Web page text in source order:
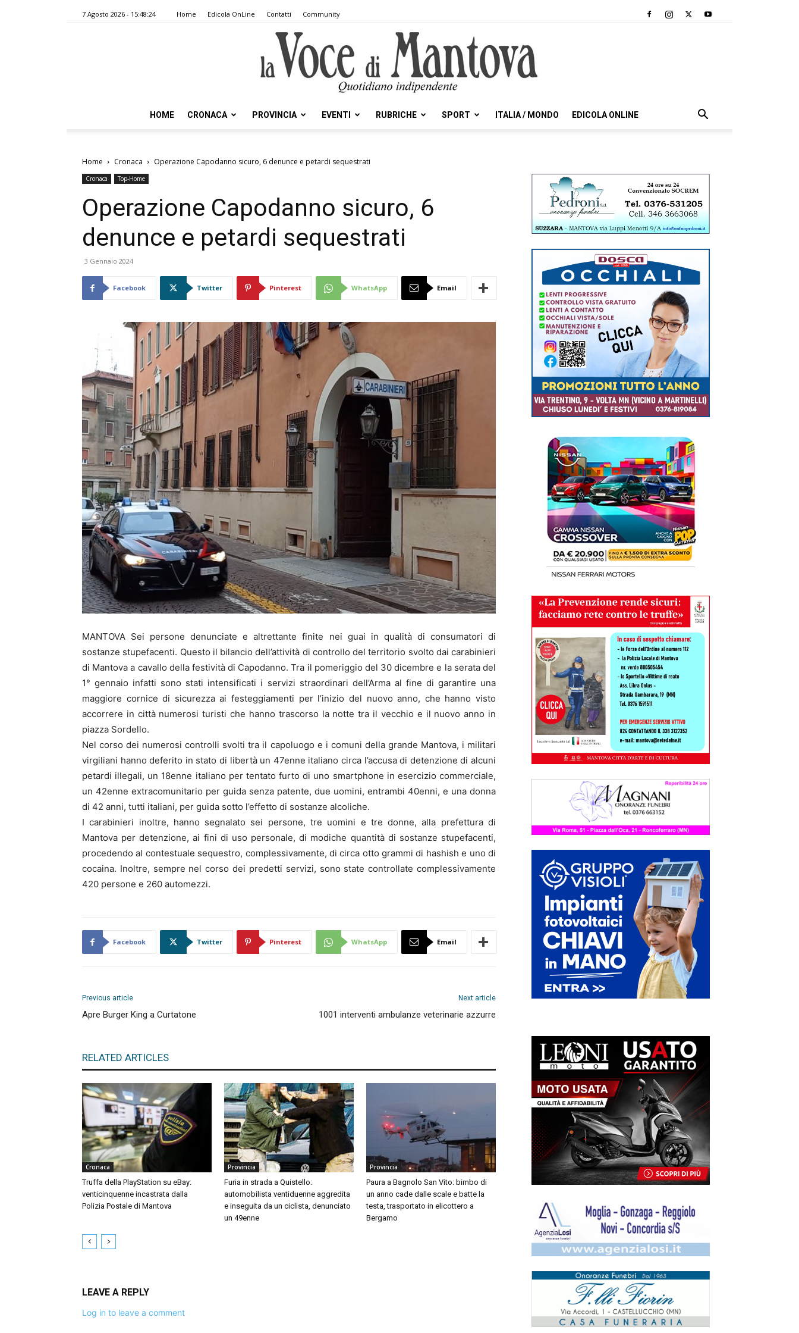
7 Agosto 2026 - 15:48:24 Home Edicola OnLine Contatti Community
Voce
HOME CRONACA PROVINCIA EVENTI RUBRICHE SPORT ITALIA / MONDO EDICOLA ONLINE
Home Cronaca Operazione Capodanno sicuro, 6 denunce e petardi sequestrati
Cronaca Top-Home
Operazione Capodanno sicuro, 6
denunce e petardi sequestrati
3 Gennaio 2024
Facebook Twitter Pinterest WhatsApp Email
MANTOVA Sei persone denunciate e altrettante finite nei guai in qualità di consumatori di
sostanze stupefacenti. Questo il bilancio dell’attività di controllo del territorio svolto dai carabinieri
di Mantova a cavallo della festività di Capodanno. Tra il pomeriggio del 30 dicembre e la serata del
1° gennaio infatti sono stati intensificati i servizi straordinari dell’Arma al fine di garantire una
maggiore cornice di sicurezza ai festeggiamenti per l’inizio del nuovo anno, che hanno visto
accorrere in città numerosi turisti che hanno trascorso la notte tra il vecchio e il nuovo anno in
piazza Sordello.
Nel corso dei numerosi controlli svolti tra il capoluogo e i comuni della grande Mantova, i militari
virgiliani hanno deferito in stato di libertà un 47enne italiano circa l’accusa di detenzione di alcuni
petardi illegali, un 18enne italiano per tentato furto di uno smartphone in esercizio commerciale,
un 42enne extracomunitario per guida senza patente, due uomini, entrambi 40enni, e una donna
di 42 anni, tutti italiani, per guida sotto l’effetto di sostanze alcoliche.
I carabinieri inoltre, hanno segnalato sei persone, tre uomini e tre donne, alla prefettura di
Mantova per detenzione, ai fini di uso personale, di modiche quantità di sostanze stupefacenti,
procedendo al contestuale sequestro, complessivamente, di circa otto grammi di hashish e uno di
cocaina. Inoltre, sempre nel corso dei predetti servizi, sono state controllate complessivamente
420 persone e 260 automezzi.
Facebook Twitter Pinterest WhatsApp Email
Previous article
Apre Burger King a Curtatone
Next article
1001 interventi ambulanze veterinarie azzurre
RELATED ARTICLES
Cronaca
Truffa della PlayStation su eBay:
venticinquenne incastrata dalla
Polizia Postale di Mantova
Provincia
Furia in strada a Quistello:
automobilista ventiduenne aggredita
e inseguita da un ciclista, denunciato
un 49enne
Provincia
Paura a Bagnolo San Vito: bimbo di
un anno cade dalle scale e batte la
testa, trasportato in elicottero a
Bergamo
LEAVE A REPLY
Log in to leave a comment